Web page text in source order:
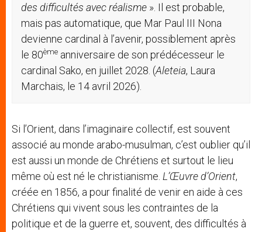
des difficultés avec réalisme ». Il est probable,
mais pas automatique, que Mar Paul III Nona
devienne cardinal à l’avenir, possiblement après
le 80ème anniversaire de son prédécesseur le
cardinal Sako, en juillet 2028. (Aleteia, Laura
Marchais, le 14 avril 2026).
Si l’Orient, dans l’imaginaire collectif, est souvent
associé au monde arabo-musulman, c’est oublier qu’il
est aussi un monde de Chrétiens et surtout le lieu
même où est né le christianisme. L’Œuvre d’Orient,
créée en 1856, a pour finalité de venir en aide à ces
Chrétiens qui vivent sous les contraintes de la
politique et de la guerre et, souvent, des difficultés à